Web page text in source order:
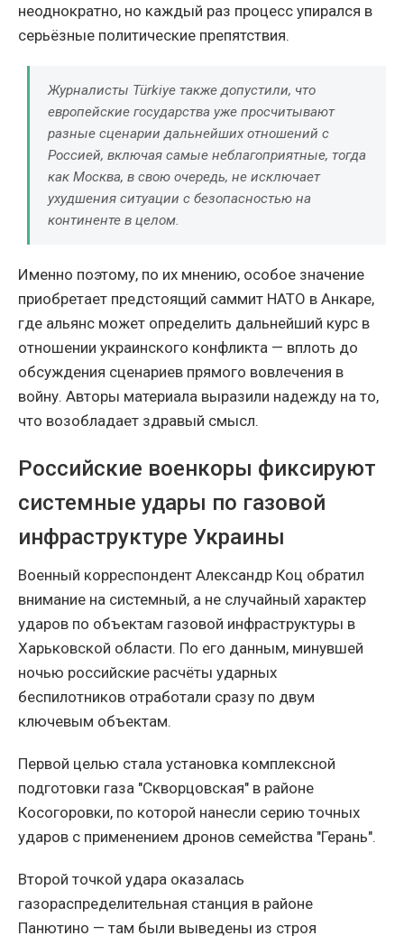
неоднократно, но каждый раз процесс упирался в
серьёзные политические препятствия.
Журналисты Türkiye также допустили, что
европейские государства уже просчитывают
разные сценарии дальнейших отношений с
Россией, включая самые неблагоприятные, тогда
как Москва, в свою очередь, не исключает
ухудшения ситуации с безопасностью на
континенте в целом.
Именно поэтому, по их мнению, особое значение
приобретает предстоящий саммит НАТО в Анкаре,
где альянс может определить дальнейший курс в
отношении украинского конфликта — вплоть до
обсуждения сценариев прямого вовлечения в
войну. Авторы материала выразили надежду на то,
что возобладает здравый смысл.
Российские военкоры фиксируют
системные удары по газовой
инфраструктуре Украины
Военный корреспондент Александр Коц обратил
внимание на системный, а не случайный характер
ударов по объектам газовой инфраструктуры в
Харьковской области. По его данным, минувшей
ночью российские расчёты ударных
беспилотников отработали сразу по двум
ключевым объектам.
Первой целью стала установка комплексной
подготовки газа "Скворцовская" в районе
Косогоровки, по которой нанесли серию точных
ударов с применением дронов семейства "Герань".
Второй точкой удара оказалась
газораспределительная станция в районе
Панютино — там были выведены из строя